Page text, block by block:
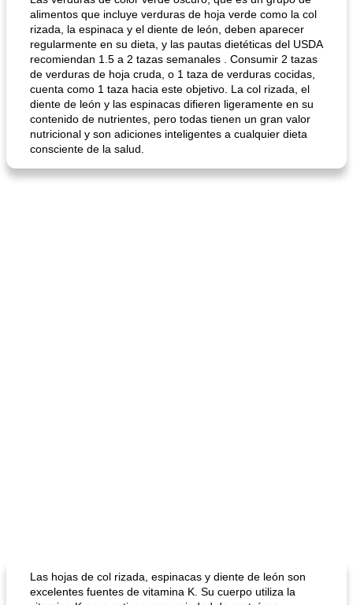
alimentos que incluye verduras de hoja verde como la col
rizada, la espinaca y el diente de león, deben aparecer
regularmente en su dieta, y las pautas dietéticas del USDA
recomiendan 1.5 a 2 tazas semanales . Consumir 2 tazas
de verduras de hoja cruda, o 1 taza de verduras cocidas,
cuenta como 1 taza hacia este objetivo. La col rizada, el
diente de león y las espinacas difieren ligeramente en su
contenido de nutrientes, pero todas tienen un gran valor
nutricional y son adiciones inteligentes a cualquier dieta
consciente de la salud.
Las hojas de col rizada, espinacas y diente de león son
excelentes fuentes de vitamina K. Su cuerpo utiliza la